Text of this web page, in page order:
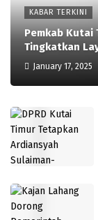
KABAR TERKINI
Pemkab Kutai
Tingkatkan
January 17, 2025